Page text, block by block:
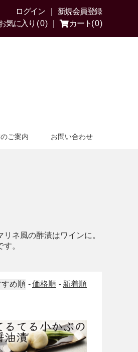
新規会員登録
ログイン
カート( 0 )
気に入り ( 0 )
ご案内 お問い合わせ
ネ風の酢漬はワインに。
。
すめ順 価格順 新着順